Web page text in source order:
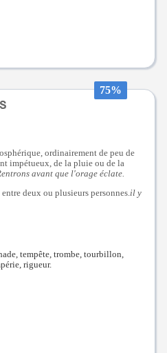
75%
ordinairement de peu de
impétueux, de la pluie ou de la
avant que l'orage éclate.
deux ou plusieurs personnes. il y
tempête, trombe, tourbillon,
rigueur.